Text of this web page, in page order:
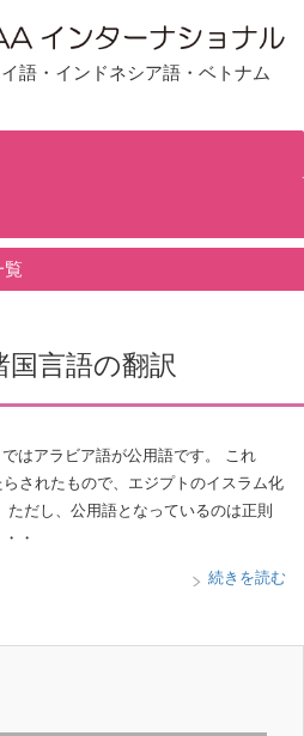
語・インドネシア語・ベトナム
覧
言語の翻訳
はアラビア語が公用語です。 これ
されたもので、エジプトのイスラム化
だし、公用語となっているのは正則
・
続きを読む